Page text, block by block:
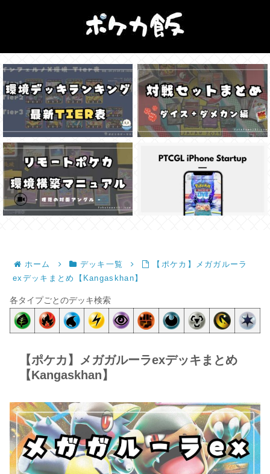
ホーム デッキ一覧
【ポケカ】メガガルーラ
exデッキまとめ【Kangaskhan】
各タイプごとのデッキ検索
【ポケカ】メガガルーラexデッキまとめ
【Kangaskhan】